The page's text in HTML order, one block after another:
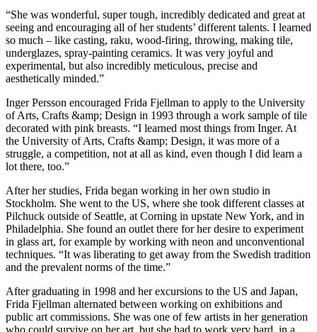
“She was wonderful, super tough, incredibly dedicated and great at
seeing and encouraging all of her students’ different talents. I learned
so much – like casting, raku, wood-firing, throwing, making tile,
underglazes, spray-painting ceramics. It was very joyful and
experimental, but also incredibly meticulous, precise and
aesthetically minded.”
Inger Persson encouraged Frida Fjellman to apply to the University
of Arts, Crafts &amp; Design in 1993 through a work sample of tile
decorated with pink breasts. “I learned most things from Inger. At
the University of Arts, Crafts &amp; Design, it was more of a
struggle, a competition, not at all as kind, even though I did learn a
lot there, too.”
After her studies, Frida began working in her own studio in
Stockholm. She went to the US, where she took different classes at
Pilchuck outside of Seattle, at Corning in upstate New York, and in
Philadelphia. She found an outlet there for her desire to experiment
in glass art, for example by working with neon and unconventional
techniques. “It was liberating to get away from the Swedish tradition
and the prevalent norms of the time.”
After graduating in 1998 and her excursions to the US and Japan,
Frida Fjellman alternated between working on exhibitions and
public art commissions. She was one of few artists in her generation
who could survive on her art, but she had to work very hard, in a